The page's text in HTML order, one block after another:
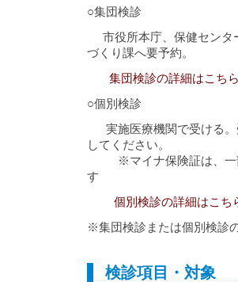
○集団検診
市役所本庁、保健センタ
づくり課へ要予約。
集団検診の詳細はこちら
○個別検診
実施医療機関で受ける。
してください。
※マイナ保険証は、一部
す
個別検診の詳細はこち
※集団検診または個別検診
検診項目・対象